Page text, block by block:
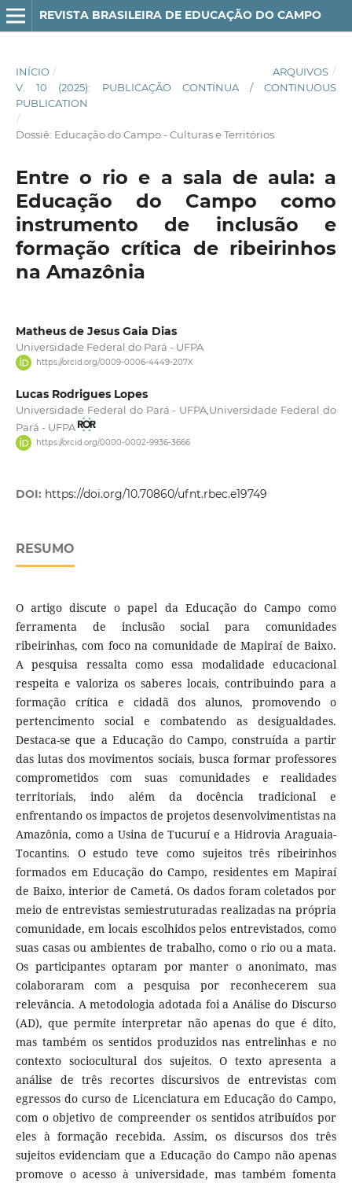
REVISTA BRASILEIRA DE EDUCAÇÃO DO CAMPO
INÍCIO / ARQUIVOS /
V. 10 (2025): PUBLICAÇÃO CONTÍNUA / CONTINUOUS
PUBLICATION
/
Dossiê: Educação do Campo - Culturas e Territórios
Entre o rio e a sala de aula: a
Educação do Campo como
instrumento de inclusão e
formação crítica de ribeirinhos
na Amazônia
Matheus de Jesus Gaia Dias
Universidade Federal do Pará - UFPA
https://orcid.org/0009-0006-4449-207X
Lucas Rodrigues Lopes
Universidade Federal do Pará - UFPA,Universidade Federal do
Pará - UFPA
https://orcid.org/0000-0002-9936-3666
DOI: https://doi.org/10.70860/ufnt.rbec.e19749
RESUMO
O artigo discute o papel da Educação do Campo como
ferramenta de inclusão social para comunidades
ribeirinhas, com foco na comunidade de Mapiraí de Baixo.
A pesquisa ressalta como essa modalidade educacional
respeita e valoriza os saberes locais, contribuindo para a
formação crítica e cidadã dos alunos, promovendo o
pertencimento social e combatendo as desigualdades.
Destaca-se que a Educação do Campo, construída a partir
das lutas dos movimentos sociais, busca formar professores
comprometidos com suas comunidades e realidades
territoriais, indo além da docência tradicional e
enfrentando os impactos de projetos desenvolvimentistas na
Amazônia, como a Usina de Tucuruí e a Hidrovia Araguaia-
Tocantins. O estudo teve como sujeitos três ribeirinhos
formados em Educação do Campo, residentes em Mapiraí
de Baixo, interior de Cametá. Os dados foram coletados por
meio de entrevistas semiestruturadas realizadas na própria
comunidade, em locais escolhidos pelos entrevistados, como
suas casas ou ambientes de trabalho, como o rio ou a mata.
Os participantes optaram por manter o anonimato, mas
colaboraram com a pesquisa por reconhecerem sua
relevância. A metodologia adotada foi a Análise do Discurso
(AD), que permite interpretar não apenas do que é dito,
mas também os sentidos produzidos nas entrelinhas e no
contexto sociocultural dos sujeitos. O texto apresenta a
análise de três recortes discursivos de entrevistas com
egressos do curso de Licenciatura em Educação do Campo,
com o objetivo de compreender os sentidos atribuídos por
eles à formação recebida. Assim, os discursos dos três
sujeitos evidenciam que a Educação do Campo não apenas
promove o acesso à universidade, mas também fomenta